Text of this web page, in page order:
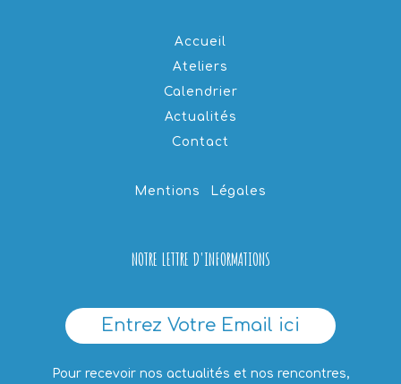
Accueil
Ateliers
Calendrier
Actualités
Contact
Mentions Légales
NOTRE LETTRE D'INFORMATIONS
Entrez Votre Email ici
Pour recevoir nos actualités et nos rencontres,